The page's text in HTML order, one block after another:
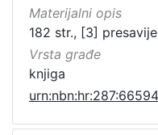
Materijalni opis
182 str., [3]
Vrsta građe
knjiga